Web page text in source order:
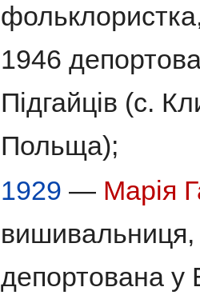
1946
Підгайців (с.
Польща);
1929 — Марія
вишивальниця,
депортована у